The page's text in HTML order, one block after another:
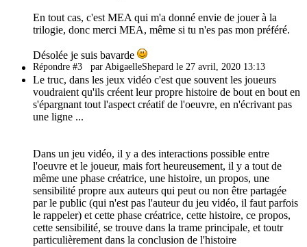
En tout cas, c'est MEA qui m'a donné envie de jouer à la
trilogie, donc merci MEA, même si tu n'es pas mon préféré.
Désolée je suis bavarde
Répondre #3 par AbigaelleShepard le 27 avril, 2020 13:13
Le truc, dans les jeux vidéo c'est que souvent les joueurs
voudraient qu'ils créent leur propre histoire de bout en bout en
s'épargnant tout l'aspect créatif de l'oeuvre, en n'écrivant pas
une ligne ...
Dans un jeu vidéo, il y a des interactions possible entre
l'oeuvre et le joueur, mais fort heureusement, il y a tout de
même une phase créatrice, une histoire, un propos, une
sensibilité propre aux auteurs qui peut ou non être partagée
par le public (qui n'est pas l'auteur du jeu vidéo, il faut parfois
le rappeler) et cette phase créatrice, cette histoire, ce propos,
cette sensibilité, se trouve dans la trame principale, et toutr
particulièrement dans la conclusion de l'histoire